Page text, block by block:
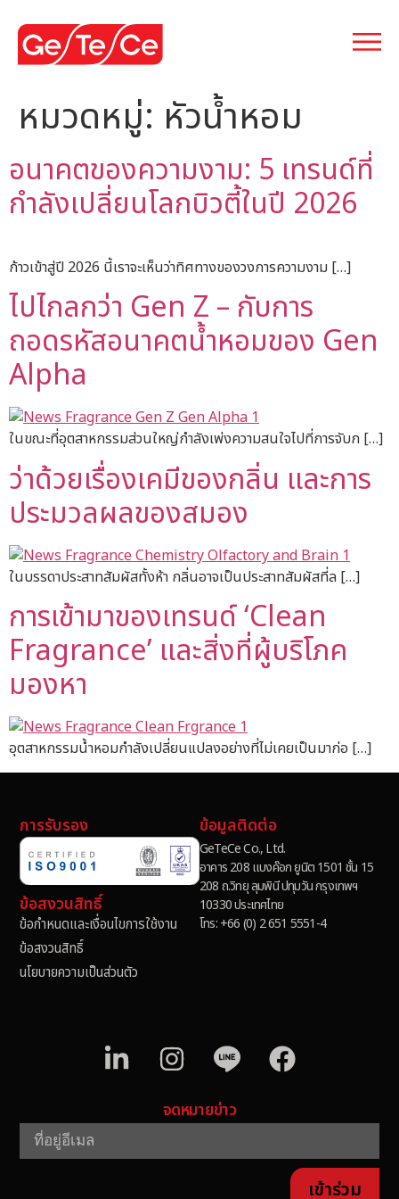
หมวดหมู่: หัวน้ำหอม
อนาคตของความงาม: 5 เทรนด์ที่
กำลังเปลี่ยนโลกบิวตี้ในปี 2026
ก้าวเข้าสู่ปี 2026 นี้เราจะเห็นว่าทิศทางของวงการความงาม […]
ไปไกลกว่า Gen Z – กับการ
ถอดรหัสอนาคตน้ำหอมของ Gen
Alpha
ในขณะที่อุตสาหกรรมส่วนใหญ่กำลังเพ่งความสนใจไปที่การจับก […]
ว่าด้วยเรื่องเคมีของกลิ่น และการ
ประมวลผลของสมอง
ในบรรดาประสาทสัมผัสทั้งห้า กลิ่นอาจเป็นประสาทสัมผัสที่ล […]
การเข้ามาของเทรนด์ ‘Clean
Fragrance’ และสิ่งที่ผู้บริโภค
มองหา
อุตสาหกรรมน้ำหอมกำลังเปลี่ยนแปลงอย่างที่ไม่เคยเป็นมาก่อ […]
การรับรอง
ข้อสงวนสิทธิ์
ข้อกำหนดและเงื่อนไขการใช้งาน
ข้อสงวนสิทธิ์
นโยบายความเป็นส่วนตัว
ข้อมูลติดต่อ
GeTeCe Co., Ltd.
อาคาร 208 แบงค๊อก ยูนิต 1501 ชั้น 15
208 ถ.วิทยุ ลุมพินี ปทุมวัน กรุงเทพฯ
10330 ประเทศไทย
โทร: +66 (0) 2 651 5551-4
จดหมายข่าว
เข้าร่วม